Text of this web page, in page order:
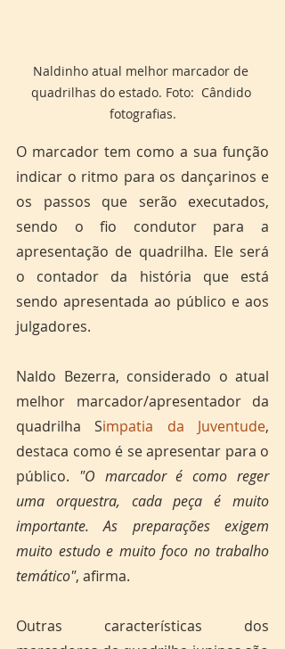
Naldinho atual melhor marcador de
quadrilhas do estado. Foto:  Cândido
fotografias.
O marcador tem como a sua função
indicar o ritmo para os dançarinos e
os passos que serão executados,
sendo o fio condutor para a
apresentação de quadrilha. Ele será
o contador da história que está
sendo apresentada ao público e aos
julgadores.
Naldo Bezerra, considerado o atual
melhor marcador/apresentador da
quadrilha Simpatia da Juventude,
destaca como é se apresentar para o
público. "O marcador é como reger
uma orquestra, cada peça é muito
importante. As preparações exigem
muito estudo e muito foco no trabalho
temático", afirma.
Outras características dos